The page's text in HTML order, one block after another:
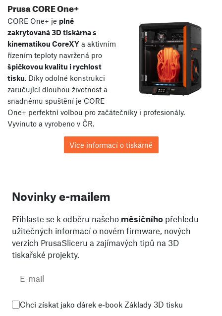
Prusa CORE One+
CORE One+ je plně
zakrytovaná 3D tiskárna s
kinematikou CoreXY a aktivním
řízením teploty navržená pro
špičkovou kvalitu i rychlost
tisku. Díky odolné konstrukci
zaručující dlouhou životnost a
snadnému spuštění je CORE
One+ perfektní volbou pro začátečníky i profesionály.
Vyvinuto a vyrobeno v ČR.
Více informací o tiskárně
Novinky e-mailem
Přihlaste se k odběru našeho měsíčního přehledu
užitečných informací o novém firmware, nových
verzích PrusaSliceru a zajímavých tipů na 3D
tiskařské projekty.
Chci získat jako dárek e-book Základy 3D tisku